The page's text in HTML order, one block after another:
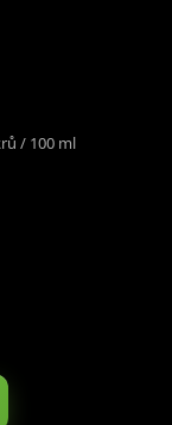
/ 100 ml